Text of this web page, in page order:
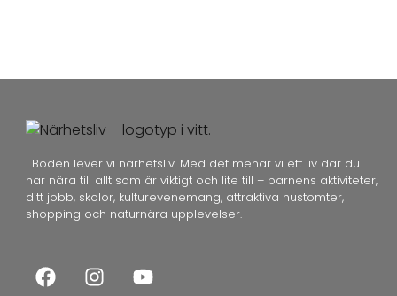
I Boden lever vi närhetsliv. Med det menar vi ett liv där du
har nära till allt som är viktigt och lite till – barnens aktiviteter,
ditt jobb, skolor, kulturevenemang, attraktiva hustomter,
shopping och naturnära upplevelser.